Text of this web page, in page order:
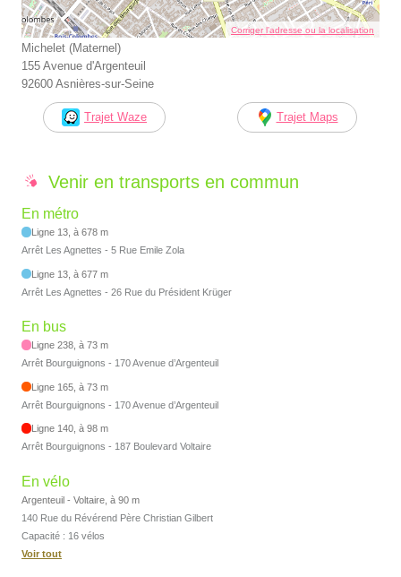
Corriger l’adresse ou la localisation
Michelet (Maternel)
155 Avenue d'Argenteuil
92600 Asnières-sur-Seine
Trajet Waze Trajet Maps
Venir en transports en commun
En métro
Ligne 13, à 678 m
Arrêt Les Agnettes - 5 Rue Emile Zola
Ligne 13, à 677 m
Arrêt Les Agnettes - 26 Rue du Président Krüger
En bus
Ligne 238, à 73 m
Arrêt Bourguignons - 170 Avenue d’Argenteuil
Ligne 165, à 73 m
Arrêt Bourguignons - 170 Avenue d’Argenteuil
Ligne 140, à 98 m
Arrêt Bourguignons - 187 Boulevard Voltaire
En vélo
Argenteuil - Voltaire, à 90 m
140 Rue du Révérend Père Christian Gilbert
Capacité : 16 vélos
Voir tout